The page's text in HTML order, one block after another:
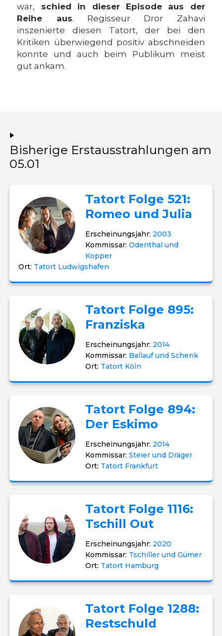
war, schied in dieser Episode aus der
Reihe aus. Regisseur Dror Zahavi
inszenierte diesen Tatort, der bei den
Kritiken überwiegend positiv abschneiden
konnte und auch beim Publikum meist
gut ankam.
Bisherige Erstausstrahlungen am
05.01
Tatort Folge 521:
Romeo und Julia
Erscheinungsjahr: 2003
Kommissar:Odenthal und
Kopper
Ort: Tatort Ludwigshafen
Tatort Folge 895:
Franziska
Erscheinungsjahr: 2014
Kommissar: Ballauf und Schenk
Ort: Tatort Köln
Tatort Folge 894:
Der Eskimo
Erscheinungsjahr: 2014
Kommissar:Steier und Dräger
Ort: Tatort Frankfurt
Tatort Folge 1116:
Tschill Out
Erscheinungsjahr: 2020
Kommissar: Tschiller und Gümer
Ort: Tatort Hamburg
Tatort Folge 1288:
Restschuld